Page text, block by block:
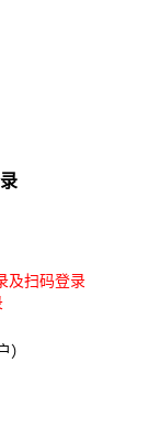
及扫码登录
）